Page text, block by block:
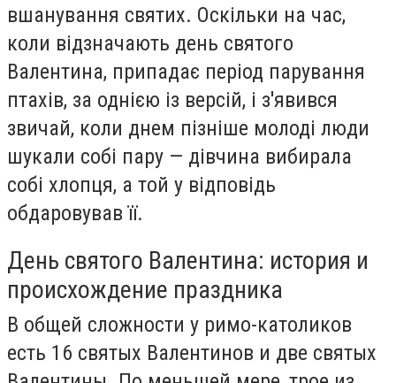
вшанування святих. Оскільки на час,
коли відзначають день святого
Валентина, припадає період парування
птахів, за однією із версій, і з'явився
звичай, коли днем пізніше молоді люди
шукали собі пару — дівчина вибирала
собі хлопця, а той у відповідь
обдаровував її.
День святого Валентина: история и
происхождение праздника
В общей сложности у римо-католиков
есть 16 святых Валентинов и две святых